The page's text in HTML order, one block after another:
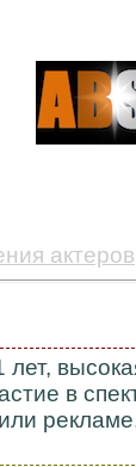
актеров
в